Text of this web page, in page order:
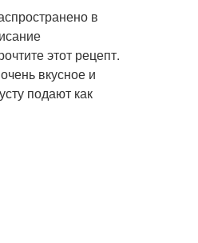
в
этот рецепт.
вкусное и
подают как